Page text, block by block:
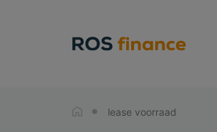
lease voorraad